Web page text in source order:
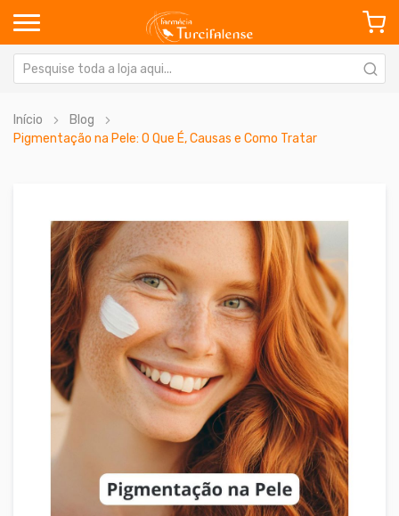
Início
Blog
Pigmentação na Pele: O Que É, Causas e Como Tratar